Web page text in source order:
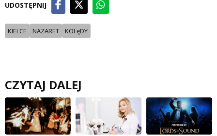
UDOSTĘPNIJ
KIELCE NAZARET KOLęDY
CZYTAJ DALEJ